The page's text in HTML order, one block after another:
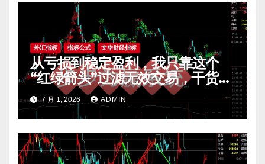
外汇指标 指标公式 文华财经指标
从亏损到稳定盈利，我只靠这个
“红绿箭头”过滤无效交易，干货全
公开 mt4指标
7 月 1, 2026 ADMIN